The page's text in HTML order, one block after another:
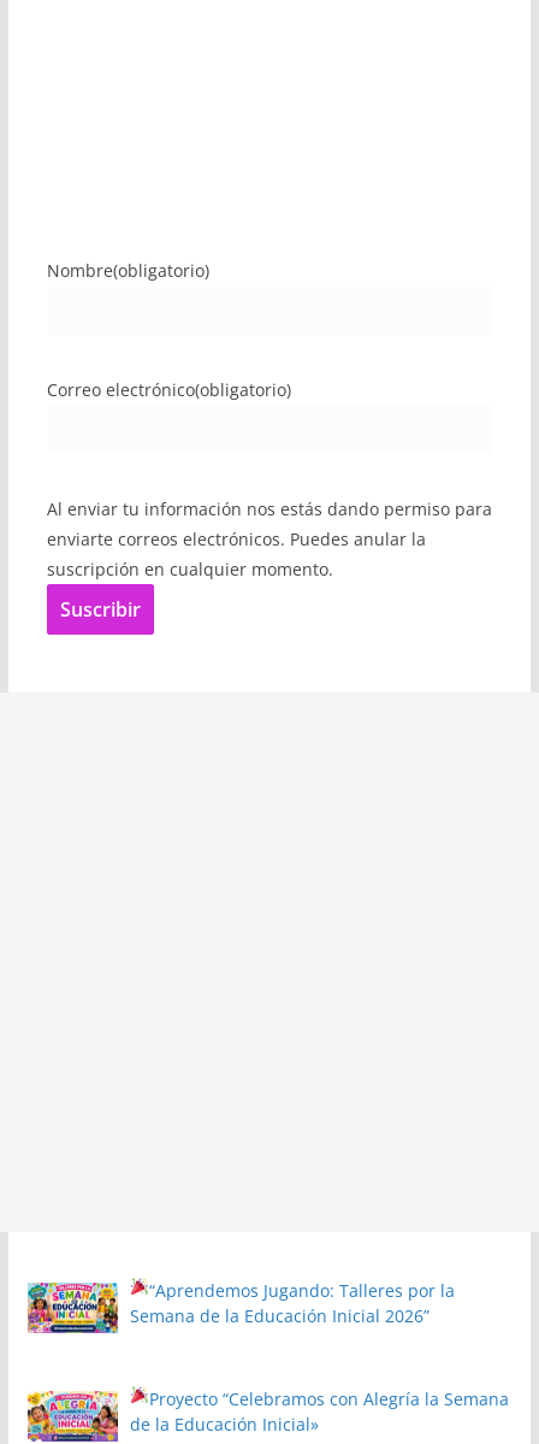
Nombre(obligatorio)
Correo electrónico(obligatorio)
Al enviar tu información nos estás dando permiso para
enviarte correos electrónicos. Puedes anular la
suscripción en cualquier momento.
Suscribir
“Aprendemos Jugando: Talleres por la
Semana de la Educación Inicial 2026”
Proyecto“Celebramos con Alegría la Semana
de la Educación Inicial»